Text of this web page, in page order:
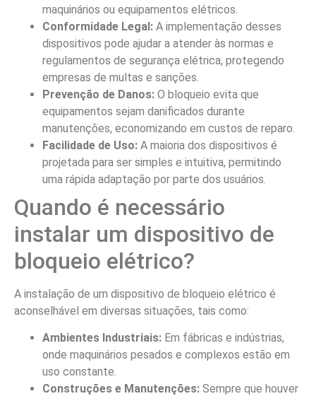
maquinários ou equipamentos elétricos.
Conformidade Legal: A implementação desses
dispositivos pode ajudar a atender às normas e
regulamentos de segurança elétrica, protegendo
empresas de multas e sanções.
Prevenção de Danos: O bloqueio evita que
equipamentos sejam danificados durante
manutenções, economizando em custos de reparo.
Facilidade de Uso: A maioria dos dispositivos é
projetada para ser simples e intuitiva, permitindo
uma rápida adaptação por parte dos usuários.
Quando é necessário
instalar um dispositivo de
bloqueio elétrico?
A instalação de um dispositivo de bloqueio elétrico é
aconselhável em diversas situações, tais como:
Ambientes Industriais: Em fábricas e indústrias,
onde maquinários pesados e complexos estão em
uso constante.
Construções e Manutenções: Sempre que houver